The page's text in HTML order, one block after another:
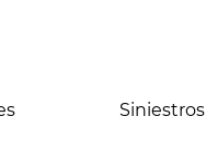
Siniestros